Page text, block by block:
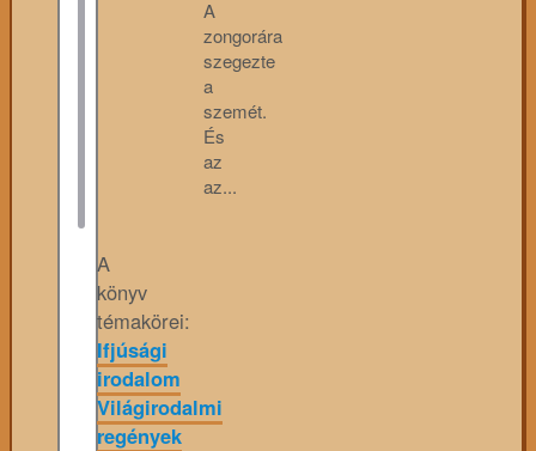
A
zongorára
szegezte
a
szemét.
És
az
az...
A
könyv
témakörei:
Ifjúsági
irodalom
Világirodalmi
regények